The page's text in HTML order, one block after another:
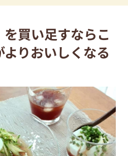
を買い足すならこ
りおいしくなる